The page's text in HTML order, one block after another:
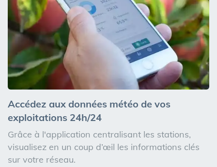
Accédez aux données météo de vos
exploitations 24h/24
Grâce à l'application centralisant les stations,
visualisez en un coup d’œil les informations clés
sur votre réseau.